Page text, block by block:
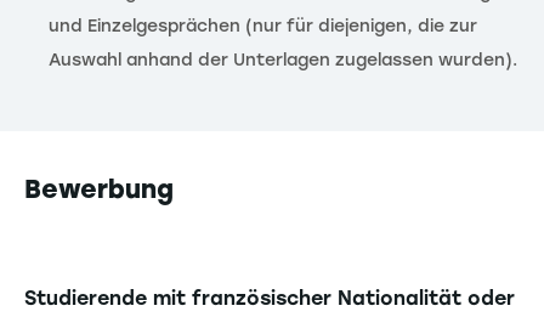
und Einzelgesprächen (nur für diejenigen, die zur
Auswahl anhand der Unterlagen zugelassen wurden).
Bewerbung
Studierende mit französischer Nationalität oder